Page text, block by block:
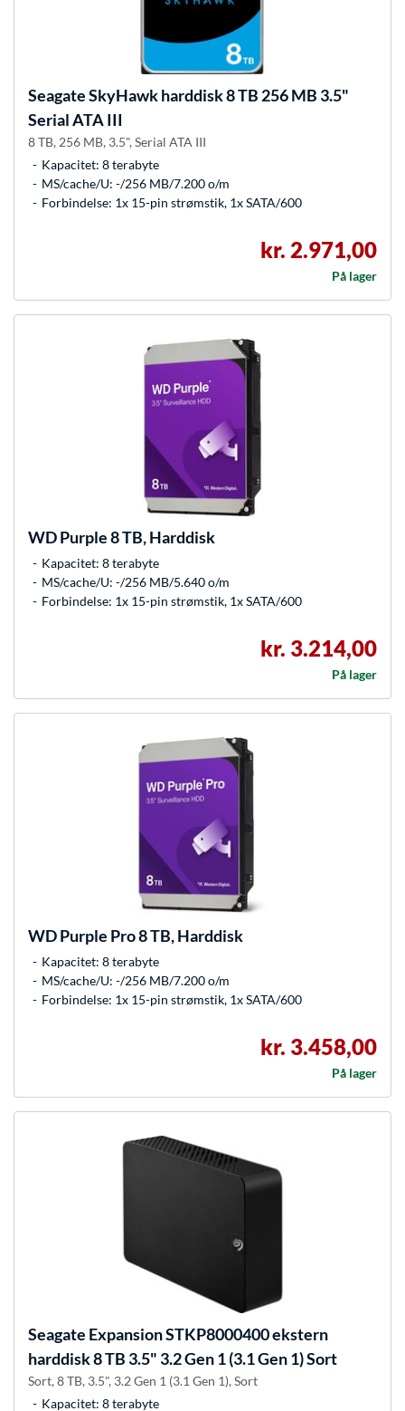
SeagateSkyHawk harddisk 8 TB 256 MB 3.5"
Serial ATA III
8 TB, 256 MB, 3.5", Serial ATA III
Kapacitet: 8 terabyte
MS/cache/U: -/256 MB/7.200 o/m
Forbindelse: 1x 15-pin strømstik, 1x SATA/600
kr. 2.971,00
På lager
WDPurple 8 TB, Harddisk
Kapacitet: 8 terabyte
MS/cache/U: -/256 MB/5.640 o/m
Forbindelse: 1x 15-pin strømstik, 1x SATA/600
kr. 3.214,00
På lager
WDPurple Pro 8 TB, Harddisk
Kapacitet: 8 terabyte
MS/cache/U: -/256 MB/7.200 o/m
Forbindelse: 1x 15-pin strømstik, 1x SATA/600
kr. 3.458,00
På lager
Seagate Expansion STKP8000400 ekstern
harddisk 8 TB 3.5" 3.2 Gen 1 (3.1 Gen 1) Sort
Sort, 8 TB, 3.5", 3.2 Gen 1 (3.1 Gen 1), Sort
Kapacitet: 8 terabyte